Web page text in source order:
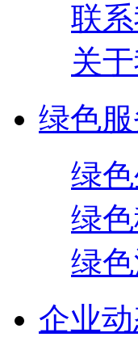
联
关
绿色
绿
绿
绿
企业